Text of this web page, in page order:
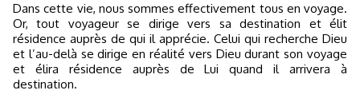
Dans cette vie, nous sommes effectivement tous en voyage.
Or, tout voyageur se dirige vers sa destination et élit
résidence auprès de qui il apprécie. Celui qui recherche Dieu
et l’au-delà se dirige en réalité vers Dieu durant son voyage
et élira résidence auprès de Lui quand il arrivera à
destination.